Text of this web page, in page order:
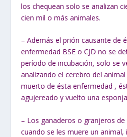
los chequean solo se analizan
cien mil o más animales.
– Además el prión causante de
enfermedad BSE o CJD no se
período de incubación, solo se
analizando el cerebro del
muerto de ésta enfermedad ,
agujereado y vuelto una
– Los ganaderos o granjeros
cuando se les muere un